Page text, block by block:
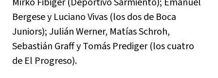
Bergese y Luciano Vivas (los dos de Boca
Juniors); Julián Werner, Matías Schroh,
Sebastián Graff y Tomás Prediger (los cuatro
de El Progreso).